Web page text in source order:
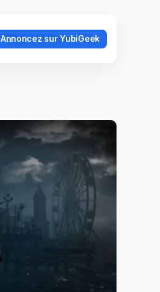
Annoncez sur YubiGeek